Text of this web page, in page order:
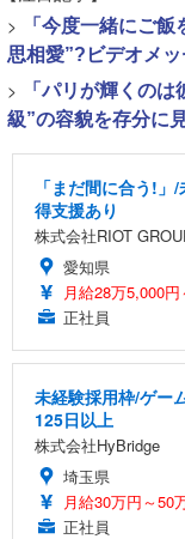
>
「今度一緒にご
思相愛”?ビデオメッ
>
「パリが輝くの
級”の容貌を存分に
「まだ間に合う!
得支援あり
株式会社RIOT
愛知県
月給28万5,000
正社員
未経験採用枠/ゲー
125日以上
株式会社HyBridge
埼玉県
月給30万円～50
正社員